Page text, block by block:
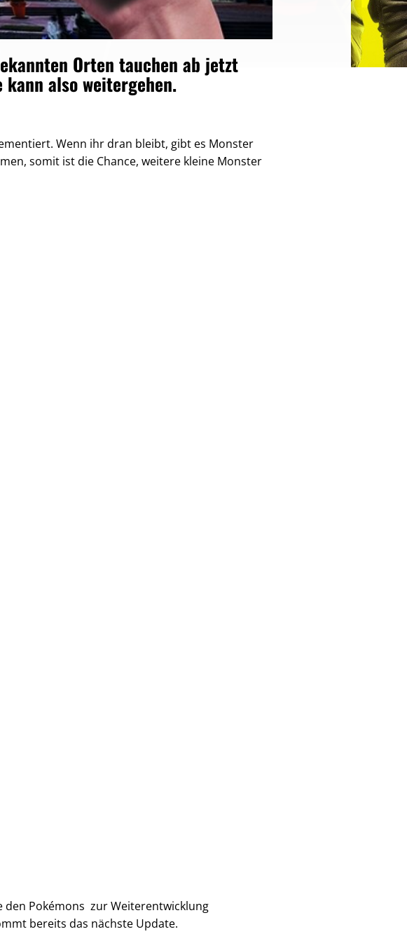
Orten tauchen ab jetzt
also weitergehen.
Wenn ihr dran bleibt, gibt es Monster
somit ist die Chance, weitere kleine Monster
Pokémons zur Weiterentwicklung
bereits das nächste Update.